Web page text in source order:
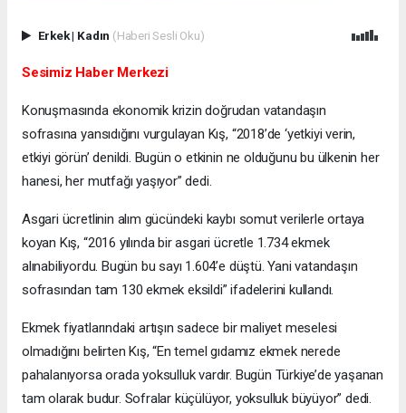
Erkek| Kadın (Haberi Sesli Oku)
Sesimiz Haber Merkezi
Konuşmasında ekonomik krizin doğrudan vatandaşın
sofrasına yansıdığını vurgulayan Kış, “2018’de ‘yetkiyi verin,
etkiyi görün’ denildi. Bugün o etkinin ne olduğunu bu ülkenin her
hanesi, her mutfağı yaşıyor” dedi.
Asgari ücretlinin alım gücündeki kaybı somut verilerle ortaya
koyan Kış, “2016 yılında bir asgari ücretle 1.734 ekmek
alınabiliyordu. Bugün bu sayı 1.604’e düştü. Yani vatandaşın
sofrasından tam 130 ekmek eksildi” ifadelerini kullandı.
Ekmek fiyatlarındaki artışın sadece bir maliyet meselesi
olmadığını belirten Kış, “En temel gıdamız ekmek nerede
pahalanıyorsa orada yoksulluk vardır. Bugün Türkiye’de yaşanan
tam olarak budur. Sofralar küçülüyor, yoksulluk büyüyor” dedi.